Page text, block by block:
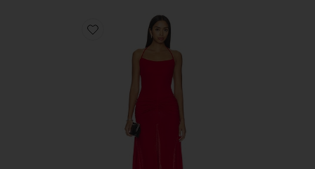
Favorite NENSI ドレス